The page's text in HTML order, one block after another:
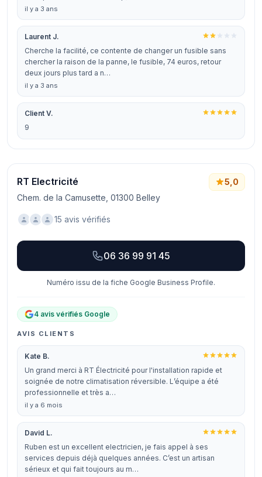
il y a 3 ans
Laurent J.
Cherche la facilité, ce contente de changer un fusible sans
chercher la raison de la panne, le fusible, 74 euros, retour
deux jours plus tard a n…
il y a 3 ans
Client V.
9
RT Electricité
Chem. de la Camusette, 01300 Belley
5,0
15 avis vérifiés
06 36 99 91 45
Numéro issu de la fiche Google Business Profile.
4 avis vérifiés Google
AVIS CLIENTS
Kate B.
Un grand merci à RT Électricité pour l'installation rapide et
soignée de notre climatisation réversible. L’équipe a été
professionnelle et très a…
il y a 6 mois
David L.
Ruben est un excellent electricien, je fais appel à ses
services depuis déjà quelques années. C’est un artisan
sérieux et qui fait toujours au m…